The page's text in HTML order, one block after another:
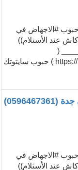
حبوب #الاجهاض في
كاش عند الأستلام))
(
https://iwtsp.com/966596467361 ) حبوب سايتوتك
حبوب الاجهاض للبيع في جدة (0596467361)
حبوب #الاجهاض في
كاش عند الأستلام))